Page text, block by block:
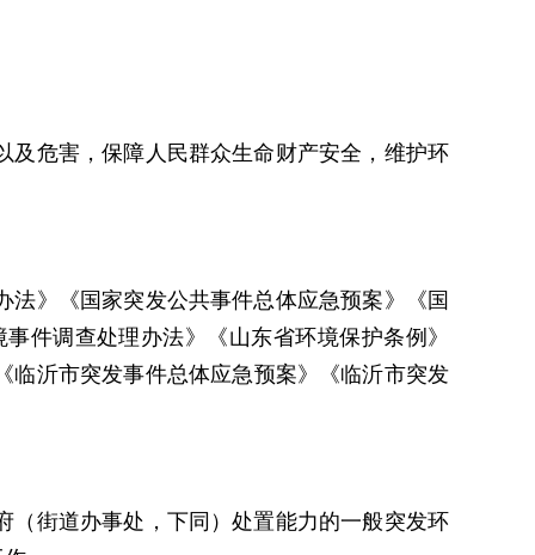
危害，保障人民群众生命财产安全，维护环
》《国家突发公共事件总体应急预案》《国
件调查处理办法》《山东省环境保护条例》
临沂市突发事件总体应急预案》《临沂市突发
街道办事处，下同）处置能力的一般突发环